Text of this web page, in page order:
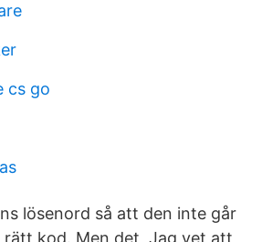
cs go
lösenord så att den inte går
rätt kod. Men det Jag vet att